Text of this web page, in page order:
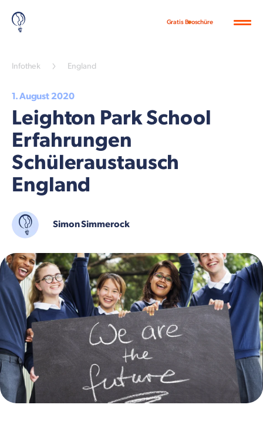
Gratis Broschüre
Infothek England
1. August 2020
Leighton Park School
Erfahrungen
Schüleraustausch
England
Simon Simmerock